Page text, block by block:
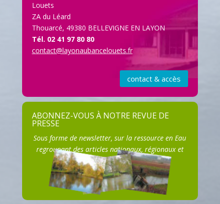
Louets
ZA du Léard
Thouarcé, 49380 BELLEVIGNE EN LAYON
Tél. 02 41 97 80 80
contact@layonaubancelouets.fr
contact & accès
ABONNEZ-VOUS À NOTRE REVUE DE
PRESSE
Sous forme de newsletter, sur la ressource en Eau
regroupant des articles nationaux, régionaux et
locaux.
S'ABONNER